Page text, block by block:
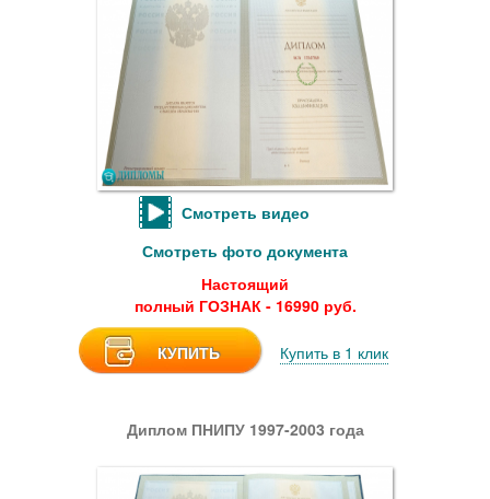
Смотреть видео
Смотреть фото документа
Настоящий
полный ГОЗНАК - 16990 руб.
КУПИТЬ Купить в 1 клик
Диплом ПНИПУ 1997-2003 года